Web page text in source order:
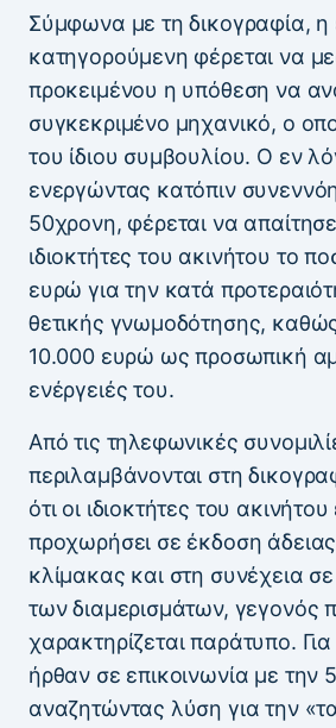
Σύμφωνα με τη δικογραφία,
κατηγορούμενη φέρεται να
προκειμένου η υπόθεση να
συγκεκριμένο μηχανικό, ο
του ίδιου συμβουλίου. Ο εν
ενεργώντας κατόπιν
50χρονη, φέρεται να
ιδιοκτήτες του ακινήτου το
ευρώ για την κατά
θετικής γνωμοδότησης,
10.000 ευρώ ως προσωπική
ενέργειές του.
Από τις τηλεφωνικές
περιλαμβάνονται στη
ότι οι ιδιοκτήτες του
προχωρήσει σε έκδοση
κλίμακας και στη συνέχεια
των διαμερισμάτων, γεγονός
χαρακτηρίζεται παράτυπο.
ήρθαν σε επικοινωνία με την
αναζητώντας λύση για την